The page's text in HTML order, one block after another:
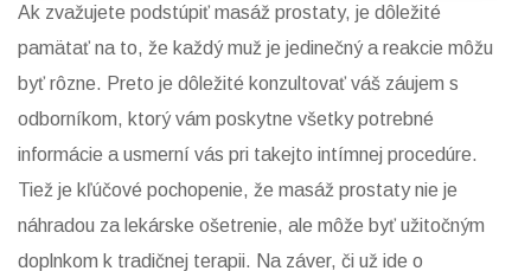
Ak zvažujete podstúpiť masáž prostaty, je dôležité
pamätať na to, že každý muž je jedinečný a reakcie môžu
byť rôzne. Preto je dôležité konzultovať váš záujem s
odborníkom, ktorý vám poskytne všetky potrebné
informácie a usmerní vás pri takejto intímnej procedúre.
Tiež je kľúčové pochopenie, že masáž prostaty nie je
náhradou za lekárske ošetrenie, ale môže byť užitočným
doplnkom k tradičnej terapii. Na záver, či už ide o